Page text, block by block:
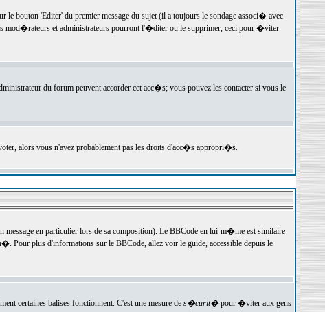
bouton 'Editer' du premier message du sujet (il a toujours le sondage associ� avec
mod�rateurs et administrateurs pourront l'�diter ou le supprimer, ceci pour �viter
du forum peuvent accorder cet acc�s; vous pouvez les contacter si vous le
alors vous n'avez probablement pas les droits d'acc�s appropri�s.
en particulier lors de sa composition). Le BBCode en lui-m�me est similaire
Pour plus d'informations sur le BBCode, allez voir le guide, accessible depuis le
certaines balises fonctionnent. C'est une mesure de s�curit�pour �viter aux gens